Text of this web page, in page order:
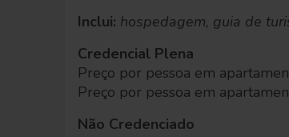
Inclui: hospedagem, guia de
Credencial Plena
Preço por pessoa em
Preço por pessoa em
Não Credenciado